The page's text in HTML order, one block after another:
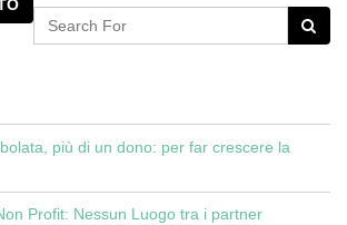
più di un dono: per far crescere la
Profit: Nessun Luogo tra i partner